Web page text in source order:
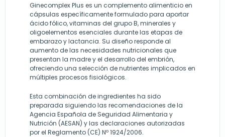
Ginecomplex Plus es un complemento alimenticio en
cápsulas específicamente formulado para aportar
ácido fólico, vitaminas del grupo B, minerales y
oligoelementos esenciales durante las etapas de
embarazo y lactancia. Su diseño responde al
aumento de las necesidades nutricionales que
presentan la madre y el desarrollo del embrión,
ofreciendo una selección de nutrientes implicados en
múltiples procesos fisiológicos.
Esta combinación de ingredientes ha sido
preparada siguiendo las recomendaciones de la
Agencia Española de Seguridad Alimentaria y
Nutrición (AESAN) y las declaraciones autorizadas
por el Reglamento (CE) Nº 1924/2006.